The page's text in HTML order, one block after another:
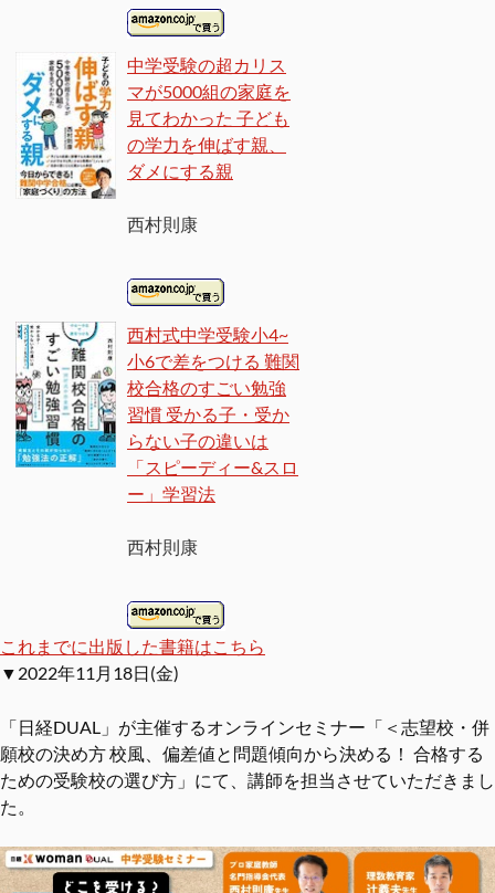
中学受験の超カリス
マが5000組の家庭を
見てわかった 子ども
の学力を伸ばす親、
ダメにする親
西村則康
西村式中学受験小4~
小6で差をつける 難関
校合格のすごい勉強
習慣 受かる子・受か
らない子の違いは
「スピーディー&スロ
ー」学習法
西村則康
これまでに出版した書籍はこちら
▼2022年11月18日(金)
「日経DUAL」が主催するオンラインセミナー「＜志望校・併
願校の決め方 校風、偏差値と問題傾向から決める！ 合格する
ための受験校の選び方」にて、講師を担当させていただきまし
た。